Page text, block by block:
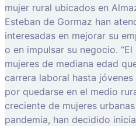
mujer rural ubicados en
Esteban de Gormaz han
interesadas en mejorar su
o en impulsar su negocio.
mujeres de mediana edad
carrera laboral hasta
por quedarse en el medio
creciente de mujeres
pandemia, han decidido